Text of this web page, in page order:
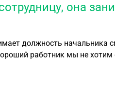
она
должность начальника
работник мы не